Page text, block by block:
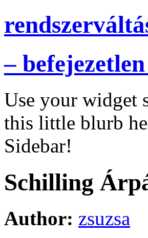
–
Use your widget
this little blurb
Sidebar!
Schilling
Author: zsuzsa